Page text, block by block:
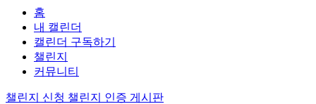
홈
내 캘린더
캘린더 구독하기
챌린지
커뮤니티
챌린지 신청 챌린지 인증 게시판